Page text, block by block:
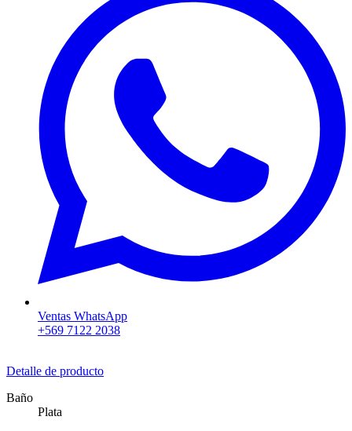
Ventas WhatsApp
+569 7122 2038
Detalle de producto
Baño
Plata